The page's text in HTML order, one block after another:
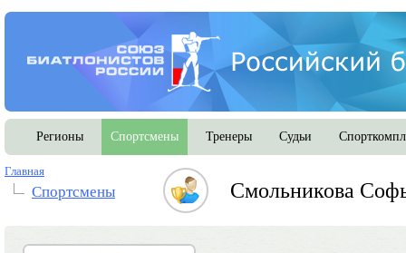
Регионы Спортсмены Тренеры Судьи
Главная
Спортсмены Смольникова